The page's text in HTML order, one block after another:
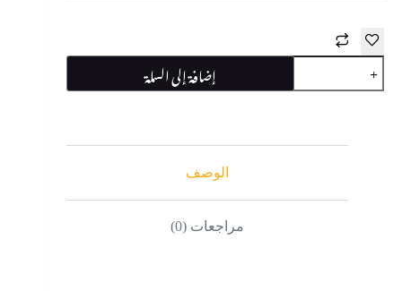
كمية
حلق
ستانلس
إضافة إلى السلة
الوصف
مراجعات (0)